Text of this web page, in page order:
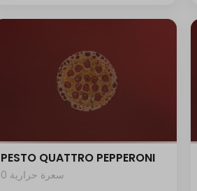
PESTO QUATTRO PEPPERONI
0 سعرة حرارية